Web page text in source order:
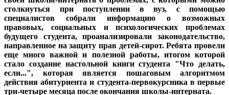
столкнуться при поступлении в вуз, с помощью
специалистов собрали информацию о возможных
правовых, социальных и психологических проблемах
будущего студента, проанализировали законодательство,
направленное на защиту прав детей-сирот. Ребята провели
еще много важной и полезной работы, итогом которой
стало создание настольной книги студента "Что делать,
если...", которая является пошаговым алгоритмом
действия абитуриента и студента-первокурсника в первые
три-четыре месяца после окончания школы-интерната.